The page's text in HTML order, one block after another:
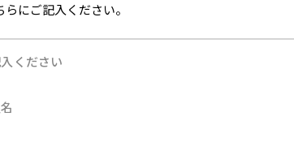
にご記入ください。